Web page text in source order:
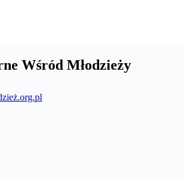
Wśród Młodzieży